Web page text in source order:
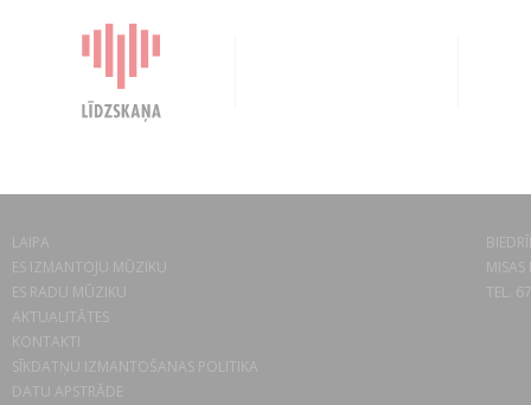
LAIPA
ES IZMANTOJU MŪZIKU
ES RADU MŪZIKU
AKTUALITĀTES
KONTAKTI
SĪKDATŅU IZMANTOŠANAS POLITIKA
DATU APSTRĀDE
TEL.